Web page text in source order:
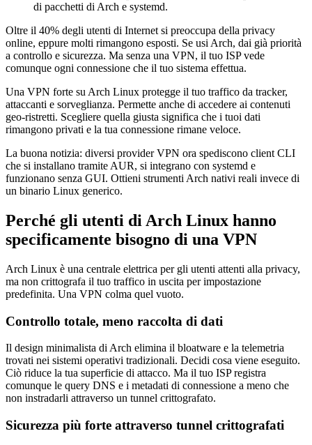
di pacchetti di Arch e systemd.
Oltre il 40% degli utenti di Internet si preoccupa della privacy
online, eppure molti rimangono esposti. Se usi Arch, dai già priorità
a controllo e sicurezza. Ma senza una VPN, il tuo ISP vede
comunque ogni connessione che il tuo sistema effettua.
Una VPN forte su Arch Linux protegge il tuo traffico da tracker,
attaccanti e sorveglianza. Permette anche di accedere ai contenuti
geo-ristretti. Scegliere quella giusta significa che i tuoi dati
rimangono privati e la tua connessione rimane veloce.
La buona notizia: diversi provider VPN ora spediscono client CLI
che si installano tramite AUR, si integrano con systemd e
funzionano senza GUI. Ottieni strumenti Arch nativi reali invece di
un binario Linux generico.
Perché gli utenti di Arch Linux hanno
specificamente bisogno di una VPN
Arch Linux è una centrale elettrica per gli utenti attenti alla privacy,
ma non crittografa il tuo traffico in uscita per impostazione
predefinita. Una VPN colma quel vuoto.
Controllo totale, meno raccolta di dati
Il design minimalista di Arch elimina il bloatware e la telemetria
trovati nei sistemi operativi tradizionali. Decidi cosa viene eseguito.
Ciò riduce la tua superficie di attacco. Ma il tuo ISP registra
comunque le query DNS e i metadati di connessione a meno che
non instradarli attraverso un tunnel crittografato.
Sicurezza più forte attraverso tunnel crittografati